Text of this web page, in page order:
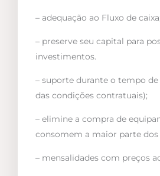
– adequação ao Fluxo de caixa;
– preserve seu capital para
investimentos.
– suporte durante o tempo
das condições contratuais);
– elimine a compra de
consomem a maior parte dos
– mensalidades com preços